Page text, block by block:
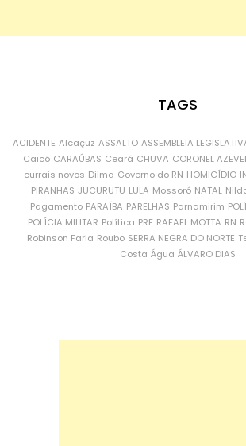
TAGS
ACIDENTE Alcaçuz ASSALTO ASSEMBLEIA
Caicó CARAÚBAS Ceará CHUVA CORONEL
currais novos Dilma Governo do RN HOMICÍDIO
PIRANHAS JUCURUTU LULA Mossoró NATAL
Pagamento PARAÍBA PARELHAS Parnamirim
POLÍCIA MILITAR Política PRF RAFAEL MOTTA RN
Robinson Faria Roubo SERRA NEGRA DO NORTE
Costa Água ÁLVARO DIAS